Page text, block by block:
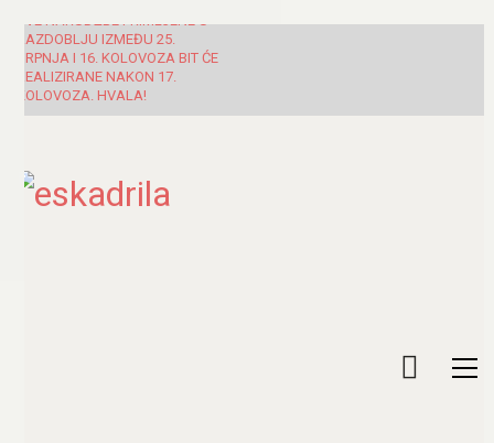
SVE NARUDŽBE PRIMLJENE U
RAZDOBLJU IZMEĐU 25.
SRPNJA I 16. KOLOVOZA BIT ĆE
REALIZIRANE NAKON 17.
KOLOVOZA. HVALA!